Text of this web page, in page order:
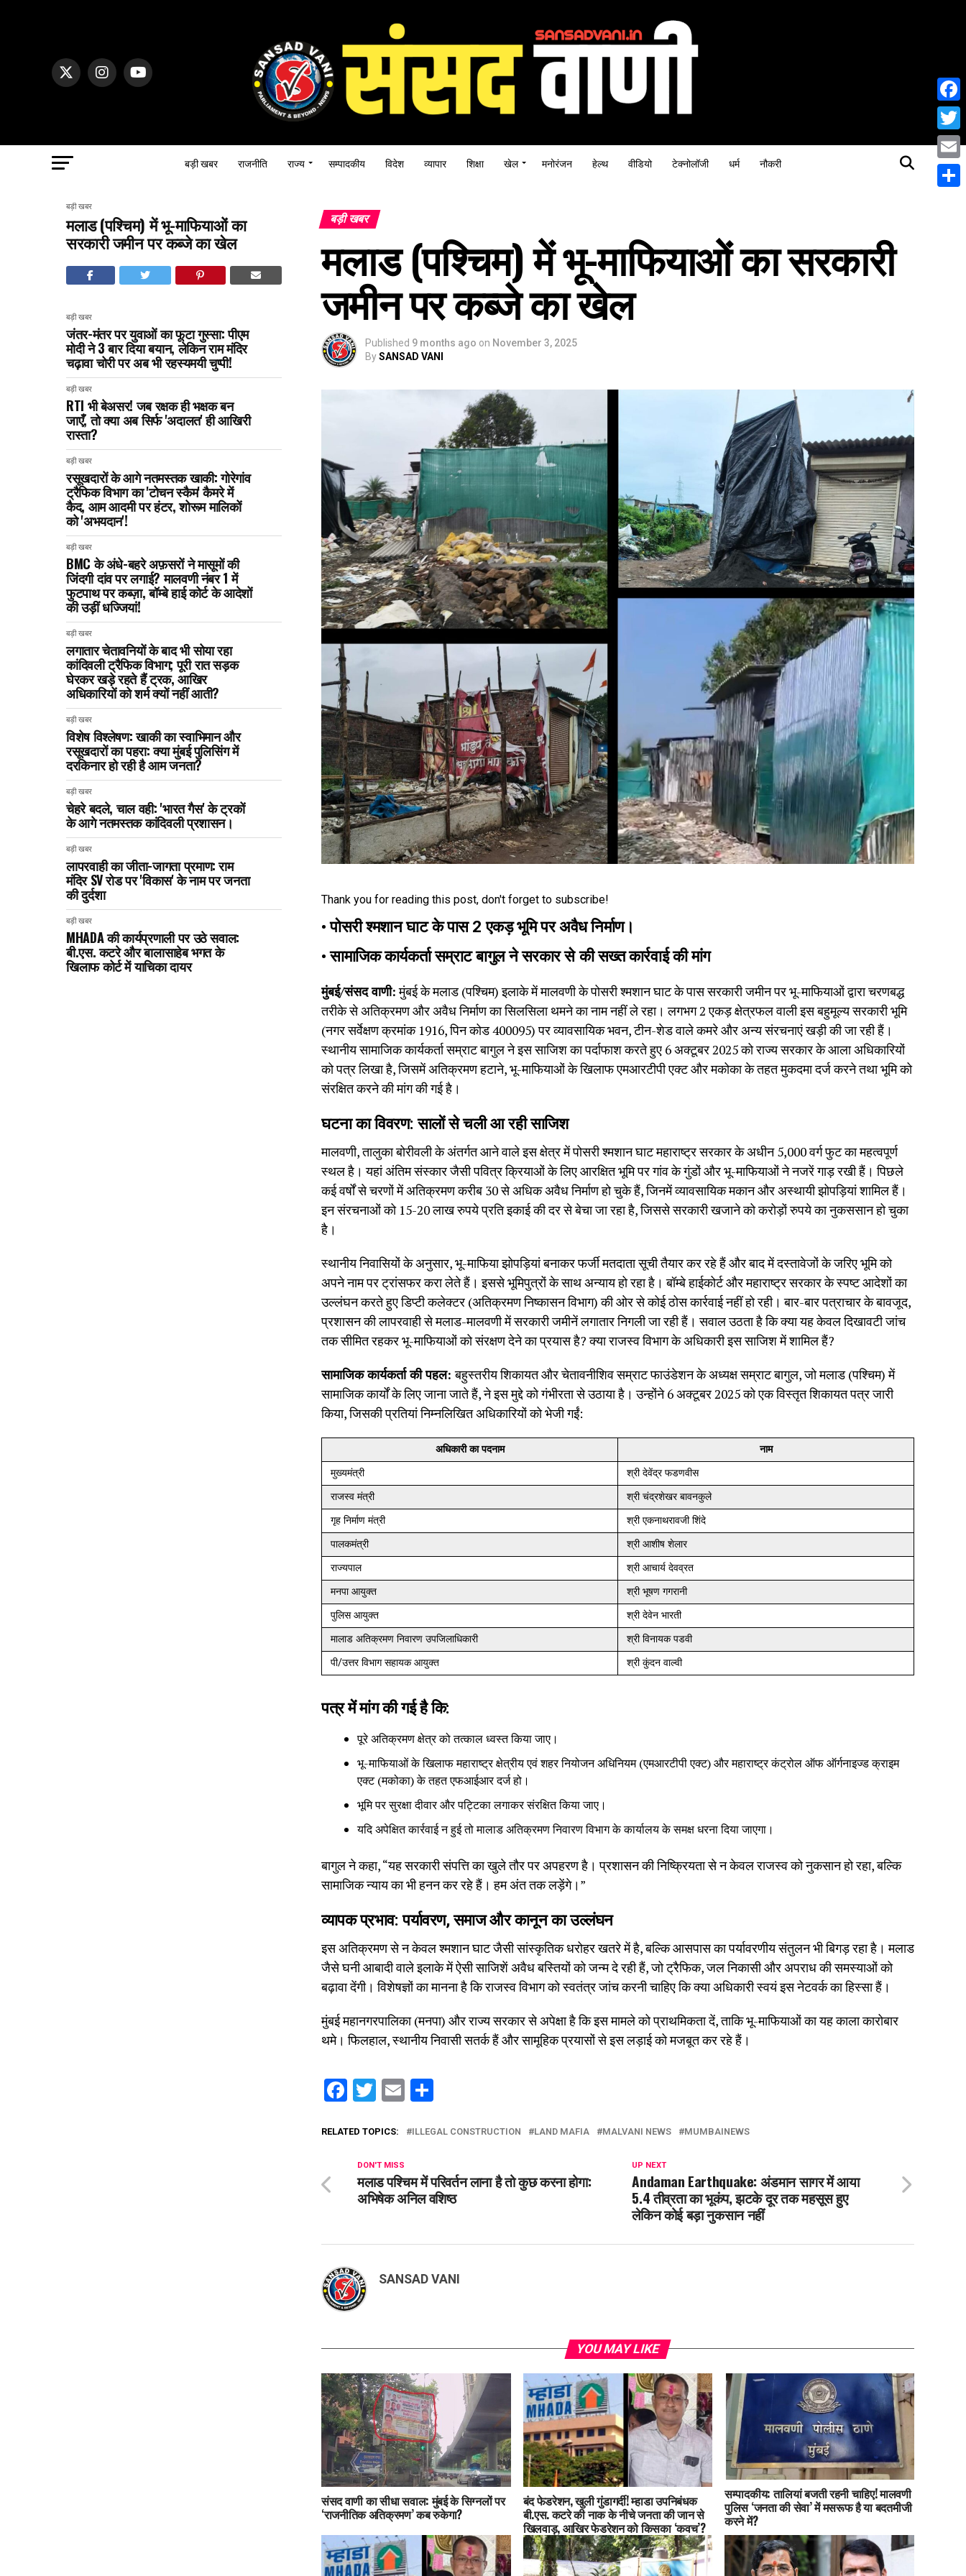
बड़ी खबर राजनीति राज्य सम्पादकीय विदेश व्यापार शिक्षा खेल मनोरंजन हेल्थ वीडियो टेक्नोलॉजी धर्म नौकरी
बड़ी खबर
मलाड (पश्चिम) में भू-माफियाओं का
सरकारी जमीन पर कब्जे का खेल
बड़ी खबर
जंतर-मंतर पर युवाओं का फूटा गुस्सा: पीएम
मोदी ने 3 बार दिया बयान, लेकिन राम मंदिर
चढ़ावा चोरी पर अब भी रहस्यमयी चुप्पी!
बड़ी खबर
RTI भी बेअसर! जब रक्षक ही भक्षक बन
जाएँ, तो क्या अब सिर्फ 'अदालत' ही आखिरी
रास्ता?
बड़ी खबर
रसूखदारों के आगे नतमस्तक खाकी: गोरेगांव
ट्रैफिक विभाग का 'टोचन स्कैम' कैमरे में
कैद, आम आदमी पर हंटर, शोरूम मालिकों
को 'अभयदान'!
बड़ी खबर
BMC के अंधे-बहरे अफ़सरों ने मासूमों की
जिंदगी दांव पर लगाई? मालवणी नंबर 1 में
फुटपाथ पर कब्ज़ा, बॉम्बे हाई कोर्ट के आदेशों
की उड़ीं धज्जियां!
बड़ी खबर
लगातार चेतावनियों के बाद भी सोया रहा
कांदिवली ट्रैफिक विभाग; पूरी रात सड़क
घेरकर खड़े रहते हैं ट्रक, आखिर
अधिकारियों को शर्म क्यों नहीं आती?
बड़ी खबर
विशेष विश्लेषण: खाकी का स्वाभिमान और
रसूखदारों का पहरा: क्या मुंबई पुलिसिंग में
दरकिनार हो रही है आम जनता?
बड़ी खबर
चेहरे बदले, चाल वही: 'भारत गैस' के ट्रकों
के आगे नतमस्तक कांदिवली प्रशासन।
बड़ी खबर
लापरवाही का जीता-जागता प्रमाण: राम
मंदिर SV रोड पर 'विकास' के नाम पर जनता
की दुर्दशा
बड़ी खबर
MHADA की कार्यप्रणाली पर उठे सवाल:
बी.एस. कटरे और बालासाहेब भगत के
खिलाफ कोर्ट में याचिका दायर
बड़ी खबर
मलाड (पश्चिम) में भू-माफियाओं का सरकारी
जमीन पर कब्जे का खेल
Published 9 months ago on November 3, 2025
BySANSAD VANI
Thank you for reading this post, don't forget to subscribe!
•पोसरी श्मशान घाट के पास 2 एकड़ भूमि पर अवैध निर्माण।
•सामाजिक कार्यकर्ता सम्राट बागुल ने सरकार से की सख्त कार्रवाई की मांग
मुंबई/संसद वाणी:मुंबई के मलाड (पश्चिम) इलाके में मालवणी के पोसरी श्मशान घाट के पास सरकारी जमीन पर भू-माफियाओं द्वारा चरणबद्ध
तरीके से अतिक्रमण और अवैध निर्माण का सिलसिला थमने का नाम नहीं ले रहा। लगभग 2 एकड़ क्षेत्रफल वाली इस बहुमूल्य सरकारी भूमि
(नगर सर्वेक्षण क्रमांक 1916, पिन कोड 400095) पर व्यावसायिक भवन, टीन-शेड वाले कमरे और अन्य संरचनाएं खड़ी की जा रही हैं।
स्थानीय सामाजिक कार्यकर्ता सम्राट बागुल ने इस साजिश का पर्दाफाश करते हुए 6 अक्टूबर 2025 को राज्य सरकार के आला अधिकारियों
को पत्र लिखा है, जिसमें अतिक्रमण हटाने, भू-माफियाओं के खिलाफ एमआरटीपी एक्ट और मकोका के तहत मुकदमा दर्ज करने तथा भूमि को
संरक्षित करने की मांग की गई है।
घटना का विवरण: सालों से चली आ रही साजिश
मालवणी, तालुका बोरीवली के अंतर्गत आने वाले इस क्षेत्र में पोसरी श्मशान घाट महाराष्ट्र सरकार के अधीन 5,000 वर्ग फुट का महत्वपूर्ण
स्थल है। यहां अंतिम संस्कार जैसी पवित्र क्रियाओं के लिए आरक्षित भूमि पर गांव के गुंडों और भू-माफियाओं ने नजरें गाड़ रखी हैं। पिछले
कई वर्षों से चरणों में अतिक्रमण करीब 30 से अधिक अवैध निर्माण हो चुके हैं, जिनमें व्यावसायिक मकान और अस्थायी झोपड़ियां शामिल हैं।
इन संरचनाओं को 15-20 लाख रुपये प्रति इकाई की दर से बेचा जा रहा है, जिससे सरकारी खजाने को करोड़ों रुपये का नुकससान हो चुका
है।
स्थानीय निवासियों के अनुसार, भू-माफिया झोपड़ियां बनाकर फर्जी मतदाता सूची तैयार कर रहे हैं और बाद में दस्तावेजों के जरिए भूमि को
अपने नाम पर ट्रांसफर करा लेते हैं। इससे भूमिपुत्रों के साथ अन्याय हो रहा है। बॉम्बे हाईकोर्ट और महाराष्ट्र सरकार के स्पष्ट आदेशों का
उल्लंघन करते हुए डिप्टी कलेक्टर (अतिक्रमण निष्कासन विभाग) की ओर से कोई ठोस कार्रवाई नहीं हो रही। बार-बार पत्राचार के बावजूद,
प्रशासन की लापरवाही से मलाड-मालवणी में सरकारी जमीनें लगातार निगली जा रही हैं। सवाल उठता है कि क्या यह केवल दिखावटी जांच
तक सीमित रहकर भू-माफियाओं को संरक्षण देने का प्रयास है? क्या राजस्व विभाग के अधिकारी इस साजिश में शामिल हैं?
सामाजिक कार्यकर्ता की पहल:बहुस्तरीय शिकायत और चेतावनीशिव सम्राट फाउंडेशन के अध्यक्ष सम्राट बागुल, जो मलाड (पश्चिम) में
सामाजिक कार्यों के लिए जाना जाते हैं, ने इस मुद्दे को गंभीरता से उठाया है। उन्होंने 6 अक्टूबर 2025 को एक विस्तृत शिकायत पत्र जारी
किया, जिसकी प्रतियां निम्नलिखित अधिकारियों को भेजी गईं:
अधिकारी का पदनाम
नाम
मुख्यमंत्री
श्री देवेंद्र फडणवीस
राजस्व मंत्री
श्री चंद्रशेखर बावनकुले
गृह निर्माण मंत्री
श्री एकनाथरावजी शिंदे
पालकमंत्री
श्री आशीष शेलार
राज्यपाल
श्री आचार्य देवव्रत
मनपा आयुक्त
श्री भूषण गगरानी
पुलिस आयुक्त
श्री देवेन भारती
मालाड अतिक्रमण निवारण उपजिलाधिकारी
श्री विनायक पडवी
पी/उत्तर विभाग सहायक आयुक्त
श्री कुंदन वाल्वी
पत्र में मांग की गई है कि:
पूरे अतिक्रमण क्षेत्र को तत्काल ध्वस्त किया जाए।
भू-माफियाओं के खिलाफ महाराष्ट्र क्षेत्रीय एवं शहर नियोजन अधिनियम (एमआरटीपी एक्ट) और महाराष्ट्र कंट्रोल ऑफ ऑर्गनाइज्ड क्राइम
एक्ट (मकोका) के तहत एफआईआर दर्ज हो।
भूमि पर सुरक्षा दीवार और पट्टिका लगाकर संरक्षित किया जाए।
यदि अपेक्षित कार्रवाई न हुई तो मालाड अतिक्रमण निवारण विभाग के कार्यालय के समक्ष धरना दिया जाएगा।
बागुल ने कहा, “यह सरकारी संपत्ति का खुले तौर पर अपहरण है। प्रशासन की निष्क्रियता से न केवल राजस्व को नुकसान हो रहा, बल्कि
सामाजिक न्याय का भी हनन कर रहे हैं। हम अंत तक लड़ेंगे।”
व्यापक प्रभाव: पर्यावरण, समाज और कानून का उल्लंघन
इस अतिक्रमण से न केवल श्मशान घाट जैसी सांस्कृतिक धरोहर खतरे में है, बल्कि आसपास का पर्यावरणीय संतुलन भी बिगड़ रहा है। मलाड
जैसे घनी आबादी वाले इलाके में ऐसी साजिशें अवैध बस्तियों को जन्म दे रही हैं, जो ट्रैफिक, जल निकासी और अपराध की समस्याओं को
बढ़ावा देंगी। विशेषज्ञों का मानना है कि राजस्व विभाग को स्वतंत्र जांच करनी चाहिए कि क्या अधिकारी स्वयं इस नेटवर्क का हिस्सा हैं।
मुंबई महानगरपालिका (मनपा) और राज्य सरकार से अपेक्षा है कि इस मामले को प्राथमिकता दें, ताकि भू-माफियाओं का यह काला कारोबार
थमे। फिलहाल, स्थानीय निवासी सतर्क हैं और सामूहिक प्रयासों से इस लड़ाई को मजबूत कर रहे हैं।
Facebook
Twitter
Email
RELATED TOPICS: ILLEGAL CONSTRUCTION LAND MAFIA MALVANI NEWS MUMBAINEWS
UP NEXT
Andaman Earthquake: अंडमान सागर में आया
5.4 तीव्रता का भूकंप, झटके दूर तक महसूस हुए
लेकिन कोई बड़ा नुकसान नहीं
DON'T MISS
मलाड पश्चिम में परिवर्तन लाना है तो कुछ करना होगा:
अभिषेक अनिल वशिष्ठ
SANSAD VANI
YOU MAY LIKE
संसद वाणी का सीधा सवाल: मुंबई के सिग्नलों पर
‘राजनीतिक अतिक्रमण’ कब रुकेगा?
बंद फेडरेशन, खुली गुंडागर्दी! म्हाडा उपनिबंधक
बी.एस. कटरे की नाक के नीचे जनता की जान से
खिलवाड़, आखिर फेडरेशन को किसका ‘कवच’?
सम्पादकीय: तालियां बजती रहनी चाहिए! मालवणी
पुलिस ‘जनता की सेवा’ में मसरूफ है या बदतमीजी
करने में?
Email